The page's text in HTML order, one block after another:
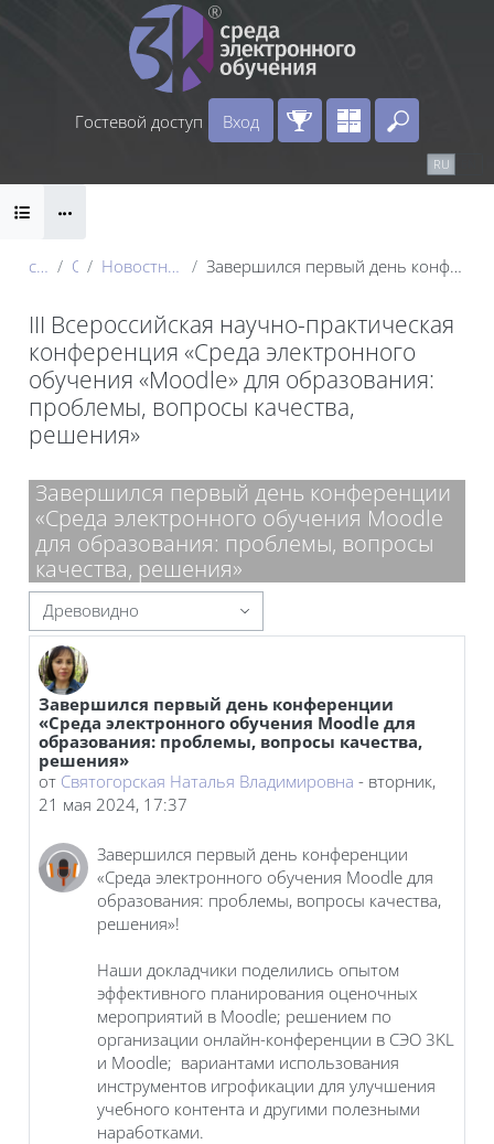
Перейти к основному содержанию
Гостевой доступ
Вход
RU
Блоки
conf_2024 Секция 1 Новостные рассылки участникам конференции Завершился первый день конференции «Среда электронного обучения Moodle для образования: проблемы, вопросы качества, решения»
III Всероссийская научно-практическая
конференция «Среда электронного
обучения «Moodle» для образования:
проблемы, вопросы качества,
решения»
Блоки
Завершился первый день конференции
«Среда электронного обучения Moodle
для образования: проблемы, вопросы
качества, решения»
Режим отображения
Завершился первый день конференции
«Среда электронного обучения Moodle для
образования: проблемы, вопросы качества,
решения»
от Святогорская Наталья Владимировна - вторник,
21 мая 2024, 17:37
Количество ответов: 0
Завершился первый день конференции
«Среда электронного обучения Moodle для
образования: проблемы, вопросы качества,
решения»!
Наши докладчики поделились опытом
эффективного планирования оценочных
мероприятий в Moodle; решением по
организации онлайн-конференции в СЭО 3KL
и Moodle; вариантами использования
инструментов игрофикации для улучшения
учебного контента и другими полезными
наработками.